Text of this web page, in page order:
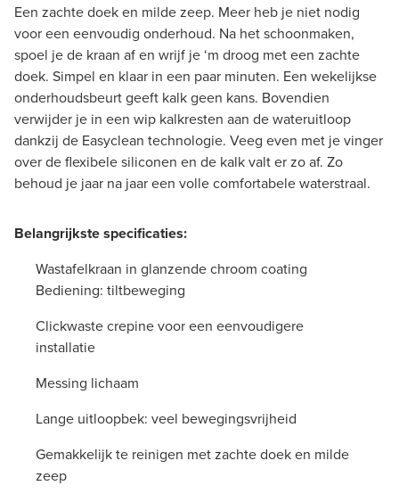
Een zachte doek en milde zeep. Meer heb je niet nodig
voor een eenvoudig onderhoud. Na het schoonmaken,
spoel je de kraan af en wrijf je ‘m droog met een zachte
doek. Simpel en klaar in een paar minuten. Een wekelijkse
onderhoudsbeurt geeft kalk geen kans. Bovendien
verwijder je in een wip kalkresten aan de wateruitloop
dankzij de Easyclean technologie. Veeg even met je vinger
over de flexibele siliconen en de kalk valt er zo af. Zo
behoud je jaar na jaar een volle comfortabele waterstraal.
Belangrijkste specificaties:
Wastafelkraan in glanzende chroom coating
Bediening: tiltbeweging
Clickwaste crepine voor een eenvoudigere
installatie
Messing lichaam
Lange uitloopbek: veel bewegingsvrijheid
Gemakkelijk te reinigen met zachte doek en milde
zeep